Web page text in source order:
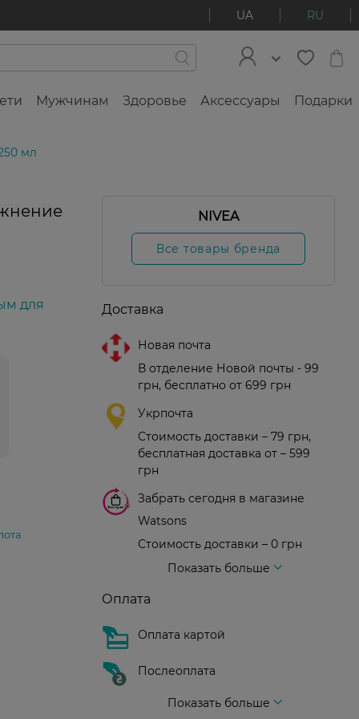
UA RU
Мужчинам Здоровье Аксессуары Подарки
мл
для
NIVEA
Все товары бренда
Доставка
Новая почта
В отделение Новой почты - 99
грн, бесплатно от 699 грн
Укрпочта
Стоимость доставки – 79 грн,
бесплатная доставка от – 599
грн
Забрать сегодня в магазине
Watsons
Стоимость доставки – 0 грн
Показать больше
Оплата
Оплата картой
Послеоплата
Показать больше